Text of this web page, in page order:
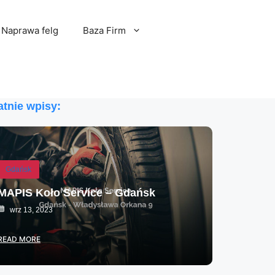
Naprawa felg Baza Firm
wpisy:
Gdańsk
Koło Service – Gdańsk
wrz 13, 2023
MORE